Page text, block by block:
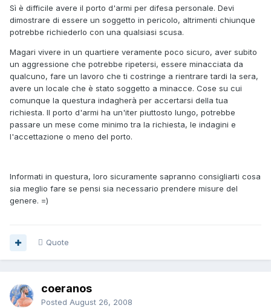
Sì è difficile avere il porto d'armi per difesa personale. Devi
dimostrare di essere un soggetto in pericolo, altrimenti chiunque
potrebbe richiederlo con una qualsiasi scusa.
Magari vivere in un quartiere veramente poco sicuro, aver subito
un aggressione che potrebbe ripetersi, essere minacciata da
qualcuno, fare un lavoro che ti costringe a rientrare tardi la sera,
avere un locale che è stato soggetto a minacce. Cose su cui
comunque la questura indagherà per accertarsi della tua
richiesta. Il porto d'armi ha un'iter piuttosto lungo, potrebbe
passare un mese come minimo tra la richiesta, le indagini e
l'accettazione o meno del porto.
Informati in questura, loro sicuramente sapranno consigliarti cosa
sia meglio fare se pensi sia necessario prendere misure del
genere. =)
Quote
coeranos
Posted August 26, 2008